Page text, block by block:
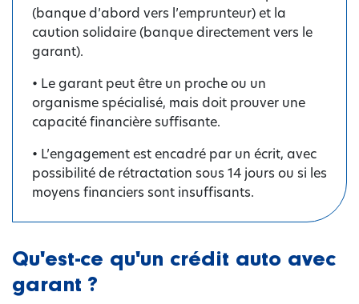
(banque d’abord vers l’emprunteur) et la
caution solidaire (banque directement vers le
garant).
• Le garant peut être un proche ou un
organisme spécialisé, mais doit prouver une
capacité financière suffisante.
• L’engagement est encadré par un écrit, avec
possibilité de rétractation sous 14 jours ou si les
moyens financiers sont insuffisants.
Qu'est-ce qu'un crédit auto avec
garant ?